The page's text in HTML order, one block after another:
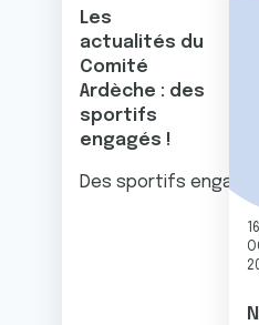
Les
actualités du
Comité
Ardèche : des
sportifs
engagés !
Des sportifs
16